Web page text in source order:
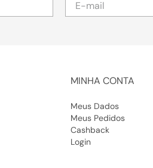
noturnos, festas ou até para um
e conforto
MINHA CONTA
Meus Dados
Meus Pedidos
Cashback
Login